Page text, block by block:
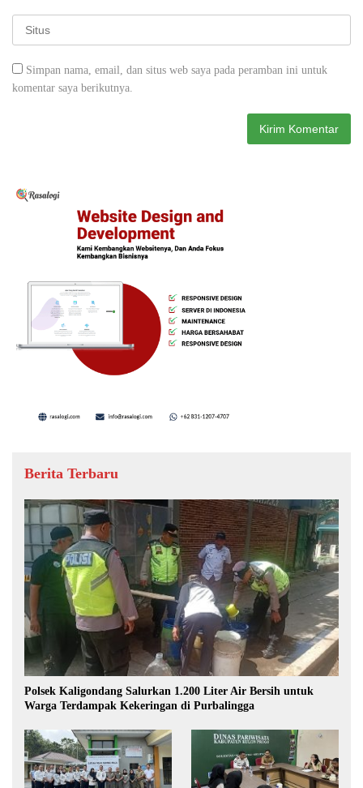
Simpan nama, email, dan situs web saya pada peramban ini untuk
komentar saya berikutnya.
Berita Terbaru
Polsek Kaligondang Salurkan 1.200 Liter Air Bersih untuk
Warga Terdampak Kekeringan di Purbalingga